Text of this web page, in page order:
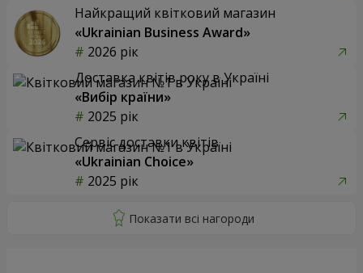
Найкращий квітковий магазин
«Ukrainian Business Award»
2026 рік
Доставка квітів року в Україні
«Вибір країни»
2025 рік
Сервіс доставки квітів
«Ukrainian Choice»
2025 рік